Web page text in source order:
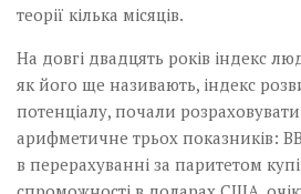
теорії кілька місяців.
На довгі двадцять років індекс
як його ще називають, індекс
потенціалу, почали
арифметичне трьох показників:
в перерахуванні за паритетом